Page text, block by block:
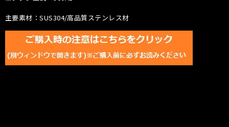
主要素材：SUS304/高品質ステンレス材